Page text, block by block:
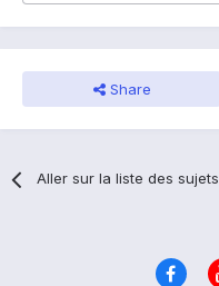
Share
Aller sur la liste des sujets